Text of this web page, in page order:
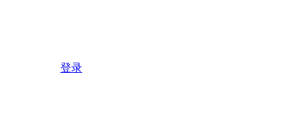
登录